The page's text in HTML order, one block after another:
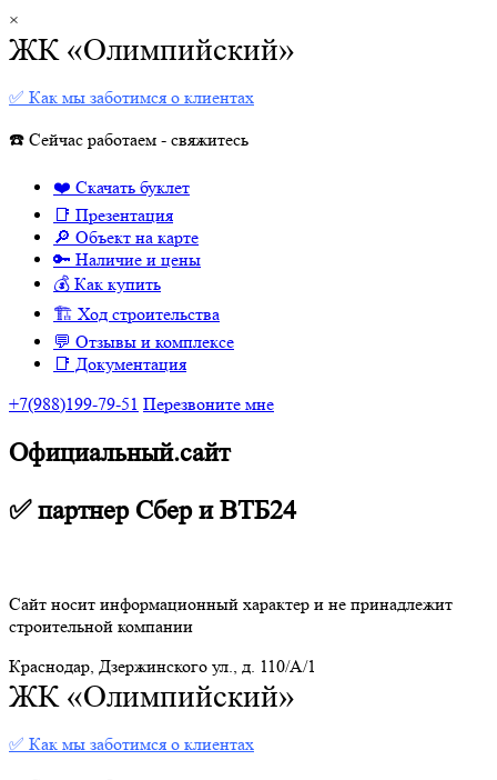
×
ЖК «Олимпийский»
✅ Как мы заботимся о клиентах
☎️ Сейчас работаем - свяжитесь
❤️ Скачать буклет
📑 Презентация
🔎 Объект на карте
🔑 Наличие и цены
💰 Как купить
🏗 Ход строительства
💬 Отзывы и комплексе
📑 Документация
+7(988)199-79-51 Перезвоните мне
Официальный.сайт
✅ партнер Сбер и ВТБ24
Сайт носит информационный характер и не принадлежит
строительной компании
Краснодар, Дзержинского ул., д. 110/А/1
ЖК «Олимпийский»
✅ Как мы заботимся о клиентах